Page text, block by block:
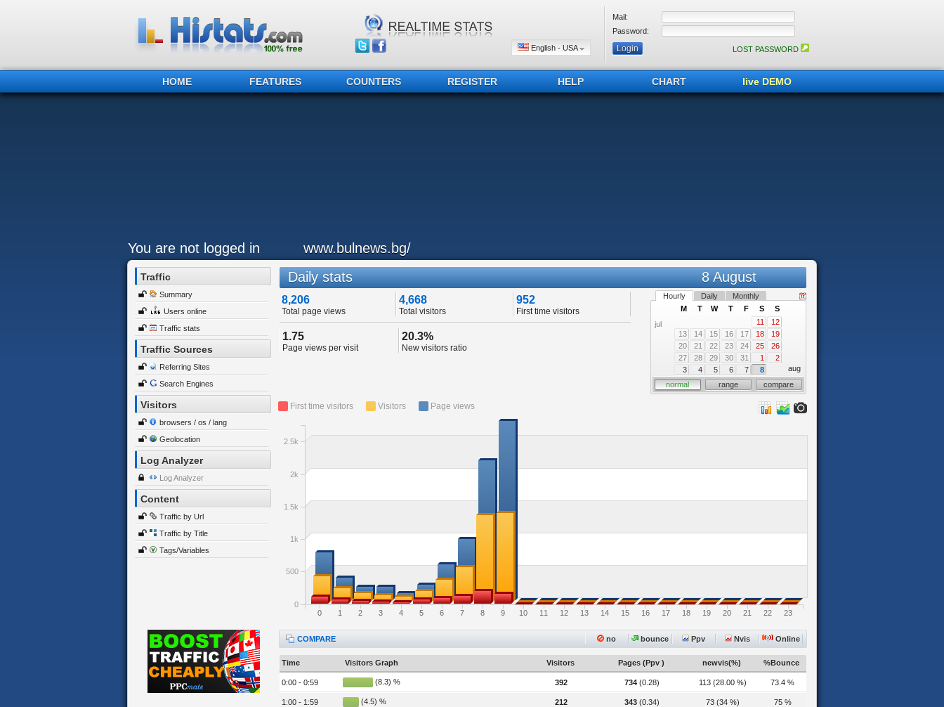
English - USA
Mail:
Password:
LOST PASSWORD
HOME FEATURES COUNTERS REGISTER HELP CHART live DEMO
You are not logged in www.bulnews.bg/
Traffic
Summary
Users online
Traffic stats
Traffic Sources
Referring Sites
Search Engines
Visitors
browsers / os / lang
Geolocation
Log Analyzer
Log Analyzer
Content
Traffic by Url
Traffic by Title
Tags/Variables
Daily stats 8 August
8,206
Total page views
4,668
Total visitors
952
First time visitors
1.75
Page views per visit
20.3%
New visitors ratio
Hourly Daily Monthly
jul
M T W T F S
S
11
12
13
14 15 16 17 18
19
20
21 22 23 24 25
26
27
28 29 30 31 1
2
3
4 5 6 7 8
aug
normal
range compare
First time visitors Visitors Page views
0 1 2 3 4 5 6 7 8 9 10 11 12 13 14 15 16 17 18 19 20 21 22 23
0
500
1k
1.5k
2k
2.5k
COMPARE no bounce Ppv Nvis Online
Time Visitors Graph Visitors Pages (Ppv ) newvis(%) %Bounce
0:00 - 0:59 (8.3) % 392 734 (0.28) 113 (28.00 %) 73.4 %
1:00 - 1:59 (4.5) % 212 343 (0.34) 73 (34 %) 75 %